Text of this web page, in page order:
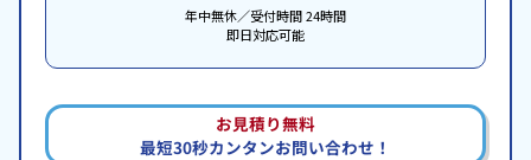
年中無休／受付時間 24時間
即日対応可能
お見積り無料
最短30秒カンタンお問い合わせ！